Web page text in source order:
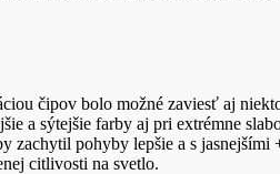
čipov bolo možné zaviesť aj
a sýtejšie farby aj pri extrémne
pohyby lepšie a s jasnejšími
citlivosti na svetlo.